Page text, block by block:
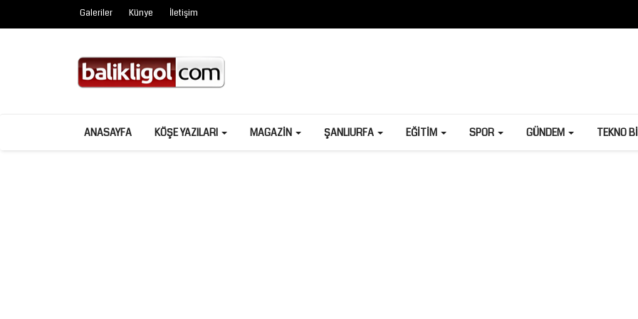
Galeriler Künye İletişim
ANASAYFA KÖŞE YAZILARI MAGAZIN ŞANLIURFA EĞITIM SPOR GÜNDEM TEKNO